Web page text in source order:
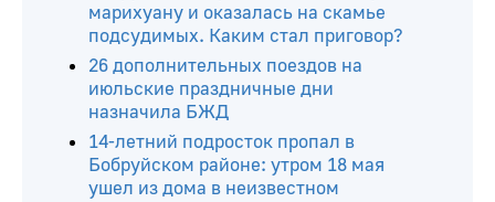
Читайте ещё
Первый сквозной грузовой поезд
«Славянский караван» прибыл из
Беларуси в Узбекистан
Бобруйчанка продала знакомому
марихуану и оказалась на скамье
подсудимых. Каким стал приговор?